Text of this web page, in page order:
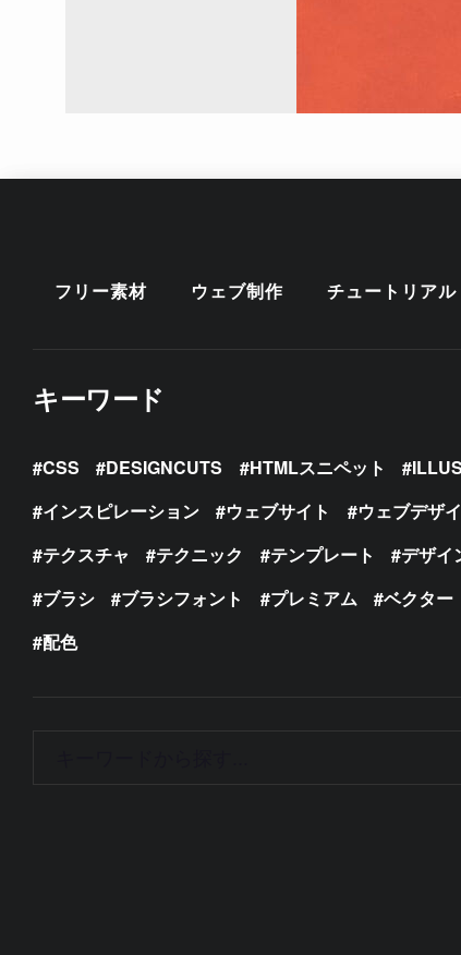
フリー素材 ウェブ制作 チュートリアル
キーワード
CSS DESIGNCUTS HTMLスニペット
インスピレーション
ウェブサイト ウェブデザ
テクスチャ
テクニック テンプレート デザイ
ブラシ
ブラシフォント プレミアム ベクター
配色